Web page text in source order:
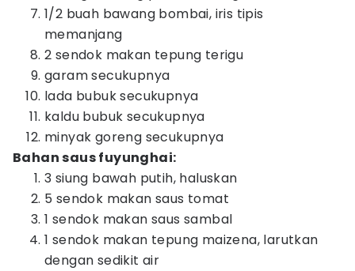
1/2 buah bawang bombai, iris tipis
memanjang
2 sendok makan tepung terigu
garam secukupnya
lada bubuk secukupnya
kaldu bubuk secukupnya
minyak goreng secukupnya
Bahan saus fuyunghai:
3 siung bawah putih, haluskan
5 sendok makan saus tomat
1 sendok makan saus sambal
1 sendok makan tepung maizena, larutkan
dengan sedikit air